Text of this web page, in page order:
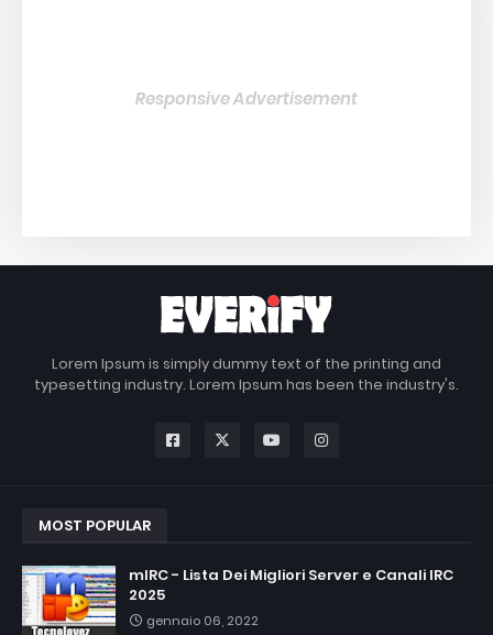
Responsive Advertisement
Lorem Ipsum is simply dummy text of the printing and
typesetting industry. Lorem Ipsum has been the industry's.
MOST POPULAR
mIRC - Lista Dei Migliori Server e Canali IRC
2025
gennaio 06, 2022